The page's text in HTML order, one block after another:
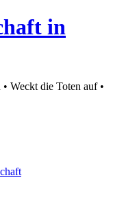
in
Weckt die Toten auf •